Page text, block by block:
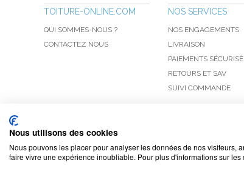
TOITURE-ONLINE.COM
QUI SOMMES-NOUS ?
CONTACTEZ NOUS
NOS SERVICES
NOS ENGAGEMENTS
LIVRAISON
PAIEMENTS
RETOURS ET SAV
SUIVI COMMANDE
Nous utilisons des cookies
Nous pouvons les placer pour analyser les données de nos visiteurs,
faire vivre une expérience inoubliable. Pour plus d'informations sur